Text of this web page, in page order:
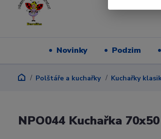
Novinky Podzim
Polštáře a kuchařky Kuchařky
NPO044 Kuchařka